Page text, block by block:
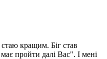
стаю кращим. Біг став
пройти далі Вас". І мені